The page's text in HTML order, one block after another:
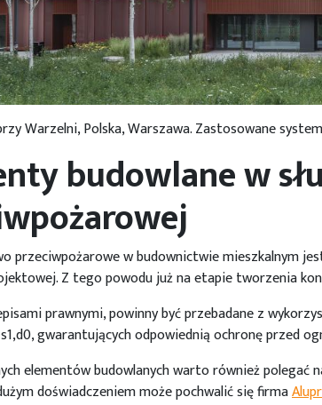
Warzelni, Polska, Warszawa. Zastosowane
budowlane w
przeciwpożarowe w budownictwie mieszkalnym
Z tego powodu już na etapie tworzenia
prawnymi, powinny być przebadane z
gwarantujących odpowiednią ochronę przed
elementów budowlanych warto również polegać
doświadczeniem może pochwalić się firma